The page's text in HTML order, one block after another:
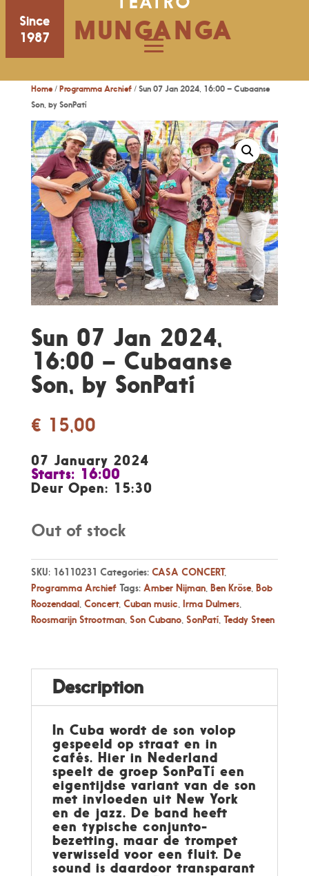
Since
1987
MUNGANGA
Home/ Programma Archief/ Sun 07 Jan 2024, 16:00 – Cubaanse
Son, by SonPatí
Sun 07 Jan 2024,
16:00 – Cubaanse
Son, by SonPatí
€ 15,00
07 January 2024
Starts: 16:00
Deur Open: 15:30
Out of stock
SKU: 16110231 Categories: CASA CONCERT,
Programma Archief Tags: Amber Nijman, Ben Kröse, Bob
Roozendaal, Concert, Cuban music, Irma Dulmers,
Roosmarijn Strootman, Son Cubano, SonPatí, Teddy Steen
Description
In Cuba wordt de son volop
gespeeld op straat en in
cafés. Hier in Nederland
speelt de groep SonPaTí een
eigentijdse variant van de son
met invloeden uit New York
en de jazz. De band heeft
een typische conjunto-
bezetting, maar de trompet
verwisseld voor een fluit. De
sound is daardoor transparant